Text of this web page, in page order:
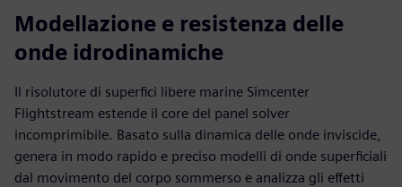
Modellazione e resistenza delle
onde idrodinamiche
Il risolutore di superfici libere marine Simcenter
Flightstream estende il core del panel solver
incomprimibile. Basato sulla dinamica delle onde inviscide,
genera in modo rapido e preciso modelli di onde superficiali
dal movimento del corpo sommerso e analizza gli effetti